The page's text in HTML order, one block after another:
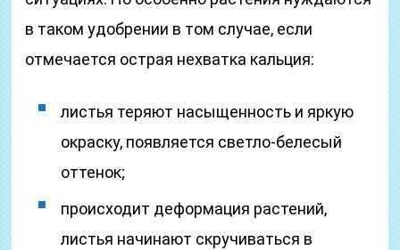
в таком удобрении в том случае, если
отмечается острая нехватка кальция:
листья теряют насыщенность и яркую
окраску, появляется светло-белесый
оттенок;
происходит деформация растений,
листья начинают скручиваться в